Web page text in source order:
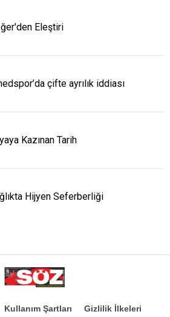
Eleştiri
çifte ayrılık iddiası
Kazınan Tarih
Hijyen Seferberliği
Kullanım Şartları
Gizlilik İlkeleri